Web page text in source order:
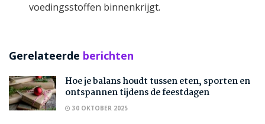
voedingsstoffen binnenkrijgt.
Gerelateerde berichten
Hoe je balans houdt tussen eten, sporten en
ontspannen tijdens de feestdagen
30 OKTOBER 2025